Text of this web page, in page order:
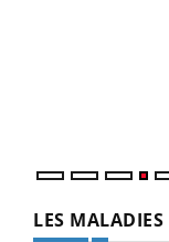
LES MALADIES